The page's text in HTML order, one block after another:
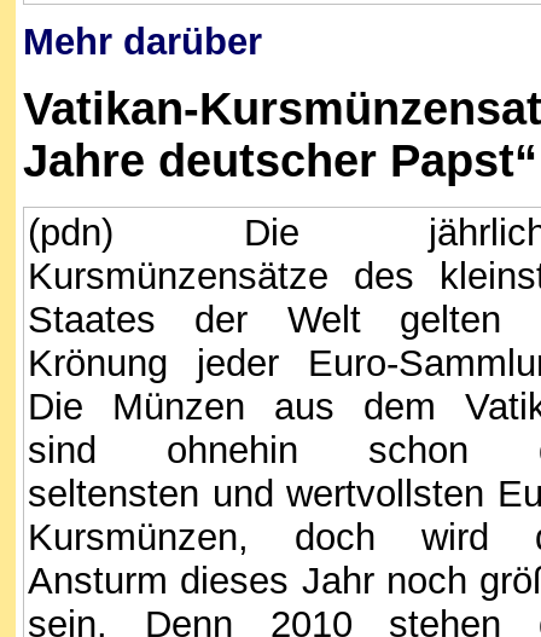
Mehr darüber
Vatikan-
Jahre deutscher
(pdn) Die
Kursmünzensätze des
Staates der Welt gelten
Krönung jeder Euro-
Die Münzen aus dem
sind ohnehin schon
seltensten und wertvollsten
Kurs­münzen, doch wird
Ansturm dieses Jahr noch
sein. Denn 2010 stehen